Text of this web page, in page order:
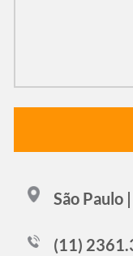
São Paulo
(11)